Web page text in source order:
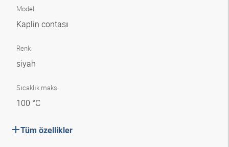
Model
Kaplin contası
Renk
siyah
Sıcaklık maks.
100 °C
Tüm özellikler